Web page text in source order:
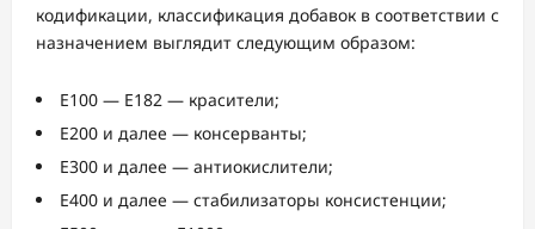
кодификации, классификация добавок в соответствии с
назначением выглядит следующим образом:
Е100 — Е182 — красители;
Е200 и далее — консерванты;
Е300 и далее — антиокислители;
Е400 и далее — стабилизаторы консистенции;